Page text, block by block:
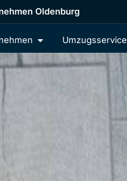
Oldenburg
Umzugsservice